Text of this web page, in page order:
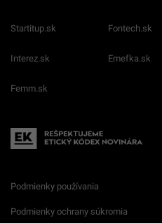
Startitup.sk Fontech.sk
Interez.sk Emefka.sk
Femm.sk
Podmienky používania
Podmienky ochrany súkromia